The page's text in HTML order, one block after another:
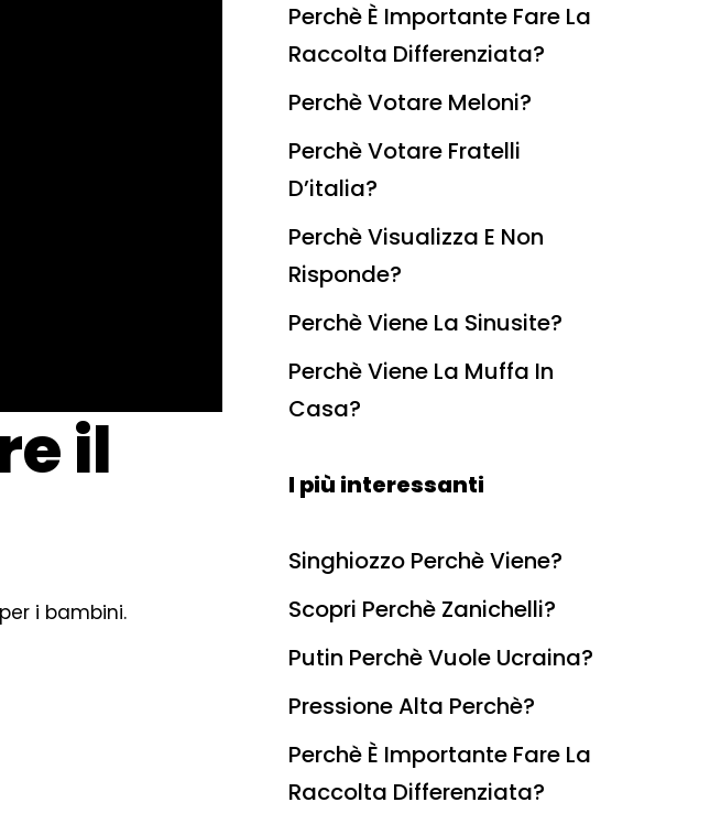
il
i bambini.
Perchè È Importante Fare La
Raccolta Differenziata?
Perchè Votare Meloni?
Perchè Votare Fratelli
D’italia?
Perchè Visualizza E Non
Risponde?
Perchè Viene La Sinusite?
Perchè Viene La Muffa In
Casa?
I più interessanti
Singhiozzo Perchè Viene?
Scopri Perchè Zanichelli?
Putin Perchè Vuole Ucraina?
Pressione Alta Perchè?
Perchè È Importante Fare La
Raccolta Differenziata?